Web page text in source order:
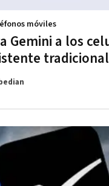
Gemini a los
tradicional
móviles